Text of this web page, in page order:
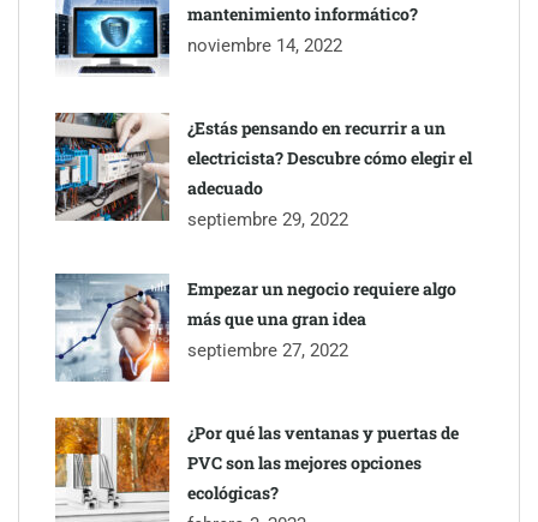
Gestoría Online reduce a unas horas el alta de autónomo
mantenimiento informático?
noviembre 14, 2022
¿Estás pensando en recurrir a un
electricista? Descubre cómo elegir el
adecuado
septiembre 29, 2022
Empezar un negocio requiere algo
más que una gran idea
septiembre 27, 2022
¿Por qué las ventanas y puertas de
PVC son las mejores opciones
ecológicas?